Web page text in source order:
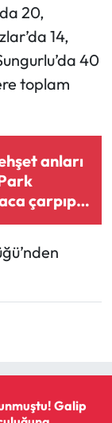
20,
14,
40
toplam
anları
çarpıp
Galip